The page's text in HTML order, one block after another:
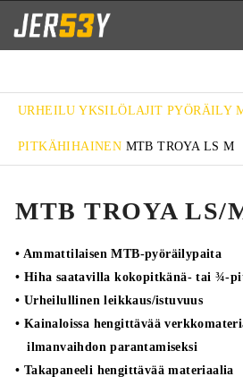
URHEILU YKSILÖLAJIT PYÖRÄILY
PITKÄHIHAINEN MTB TROYA LS M
MTB TROYA LS/
• Ammattilaisen MTB-pyöräilypaita
• Hiha saatavilla kokopitkänä- tai ¾-
• Urheilullinen leikkaus/istuvuus
• Kainaloissa hengittävää
ilmanvaihdon parantamiseksi
• Takapaneeli hengittävää materiaalia